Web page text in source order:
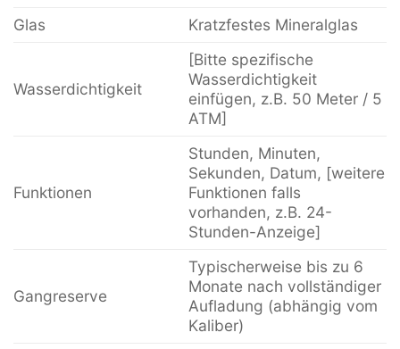
Glas
Kratzfestes Mineralglas
Wasserdichtigkeit
[Bitte spezifische
Wasserdichtigkeit
einfügen, z.B. 50 Meter / 5
ATM]
Funktionen
Stunden, Minuten,
Sekunden, Datum, [weitere
Funktionen falls
vorhanden, z.B. 24-
Stunden-Anzeige]
Gangreserve
Typischerweise bis zu 6
Monate nach vollständiger
Aufladung (abhängig vom
Kaliber)